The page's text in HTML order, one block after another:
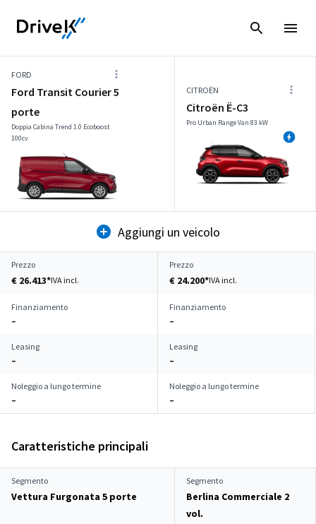
FORD
Ford Transit Courier 5
porte
Doppia Cabina Trend 1.0 Ecoboost
100cv
CITROËN
Citroën Ë-C3
Pro Urban Range Van 83 kW
Aggiungi un veicolo
Prezzo
€ 26.413*IVA incl.
Prezzo
€ 24.200*IVA incl.
Finanziamento
–
Finanziamento
–
Leasing
–
Leasing
–
Noleggio a lungo termine
–
Noleggio a lungo termine
–
Caratteristiche principali
Segmento
Vettura Furgonata 5 porte
Segmento
Berlina Commerciale 2
vol.